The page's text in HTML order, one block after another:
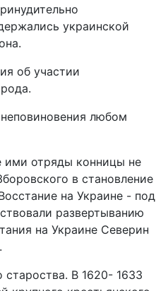
украинской
об участии
любом
ими отряды конницы не
в становление
на Украине - под
развертыванию
на Украине Северин
В 1620- 1633